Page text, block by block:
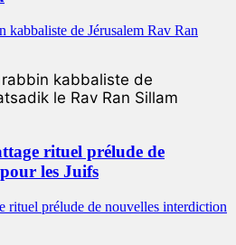
kabbaliste de
le Rav Ran Sillam
rituel prélude de
les Juifs